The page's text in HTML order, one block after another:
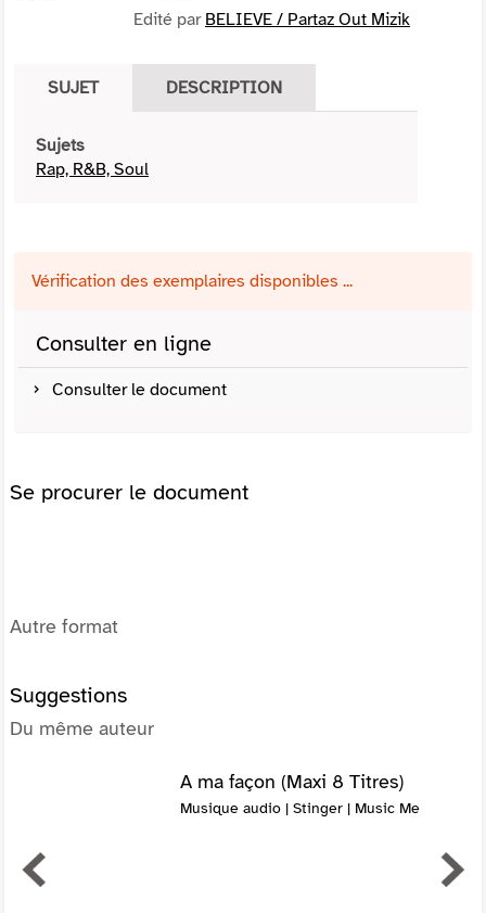
Edité par BELIEVE / Partaz Out Mizik
SUJET DESCRIPTION
Sujets
Rap, R&B, Soul
Vérification des exemplaires disponibles ...
Consulter en ligne
Consulter le document
Se procurer le document
Autre format
Suggestions
Du même auteur
A ma façon (Maxi 8 Titres)
Musique audio | Stinger | Music Me